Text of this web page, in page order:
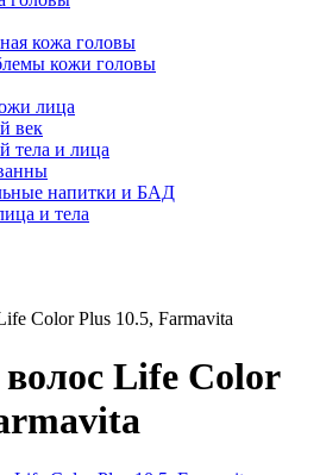
кожа головы
кожи головы
лица
век
тела и лица
напитки и БАД
и тела
Color Plus 10.5, Farmavita
Life Color